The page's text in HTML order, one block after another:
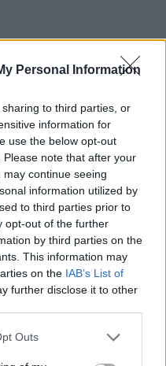
Personal Information
to third parties, or
information for
use the below opt-out
note that after your
continue seeing
information utilized by
to third parties prior to
opt-out of the further
by third parties on the
This information may
on the IAB’s List of
further disclose it to other
Outs